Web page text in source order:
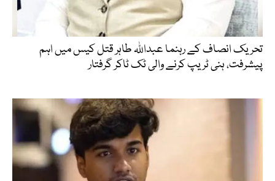
تحریک انصاف کے رہنما عبداللہ طاہر قتل کیس میں اہم
پیشرفت، ہنی ٹریپ کرنے والی ٹک ٹاکر گرفتار